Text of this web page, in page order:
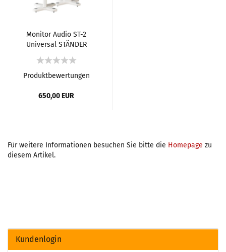
Monitor Audio ST-2
Universal STÄNDER
Produktbewertungen
650,00 EUR
Für weitere Informationen besuchen Sie bitte die Homepage zu
diesem Artikel.
Kundenlogin